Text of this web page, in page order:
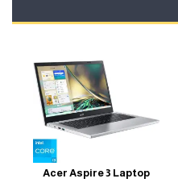
Acer Aspire 3 Laptop